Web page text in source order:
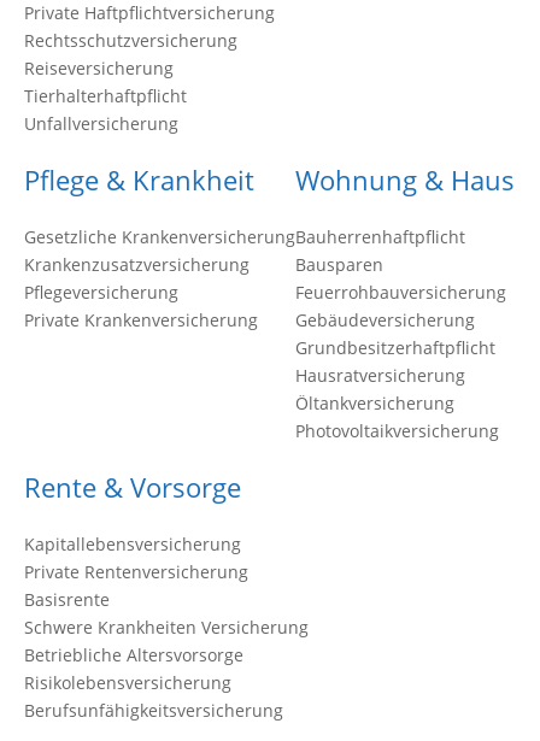
Private Haftpflichtversicherung
Rechtsschutzversicherung
Reiseversicherung
Tierhalterhaftpflicht
Unfallversicherung
Pflege & Krankheit
Gesetzliche Krankenversicherung
Krankenzusatzversicherung
Pflegeversicherung
Private Krankenversicherung
Wohnung & Haus
Bauherrenhaftpflicht
Bausparen
Feuerrohbauversicherung
Gebäudeversicherung
Grundbesitzerhaftpflicht
Hausratversicherung
Öltankversicherung
Photovoltaikversicherung
Rente & Vorsorge
Kapitallebensversicherung
Private Rentenversicherung
Basisrente
Schwere Krankheiten Versicherung
Betriebliche Altersvorsorge
Risikolebensversicherung
Berufsunfähigkeitsversicherung